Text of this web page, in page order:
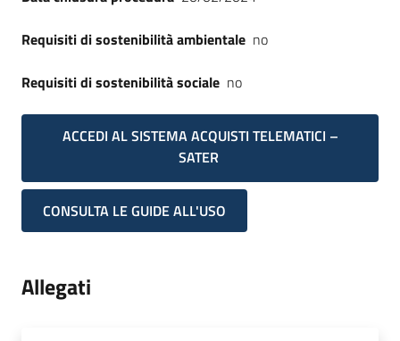
Requisiti di sostenibilità ambientale no
Requisiti di sostenibilità sociale no
ACCEDI AL SISTEMA ACQUISTI TELEMATICI –
SATER
CONSULTA LE GUIDE ALL'USO
Allegati